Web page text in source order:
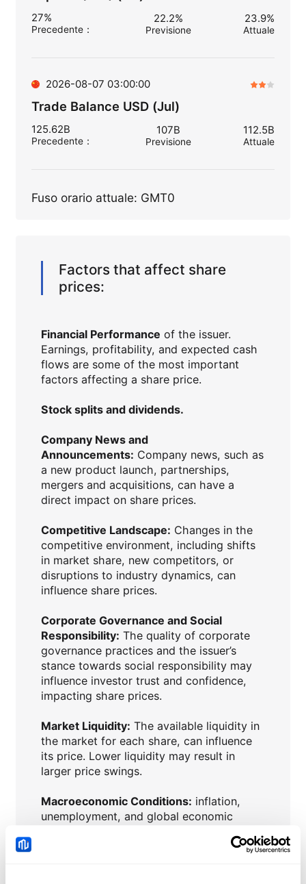
27%
Precedente：
22.2%
Previsione
23.9%
Attuale
2026-08-07 03:00:00
Trade Balance USD (Jul)
125.62B
Precedente：
107B
Previsione
112.5B
Attuale
Fuso orario attuale: GMT0
Factors that affect share
prices:
Financial Performance of the issuer.
Earnings, profitability, and expected cash
flows are some of the most important
factors affecting a share price.
Stock splits and dividends.
Company News and
Announcements: Company news, such as
a new product launch, partnerships,
mergers and acquisitions, can have a
direct impact on share prices.
Competitive Landscape: Changes in the
competitive environment, including shifts
in market share, new competitors, or
disruptions to industry dynamics, can
influence share prices.
Corporate Governance and Social
Responsibility: The quality of corporate
governance practices and the issuer’s
stance towards social responsibility may
influence investor trust and confidence,
impacting share prices.
Market Liquidity: The available liquidity in
the market for each share, can influence
its price. Lower liquidity may result in
larger price swings.
Macroeconomic Conditions: inflation,
unemployment, and global economic